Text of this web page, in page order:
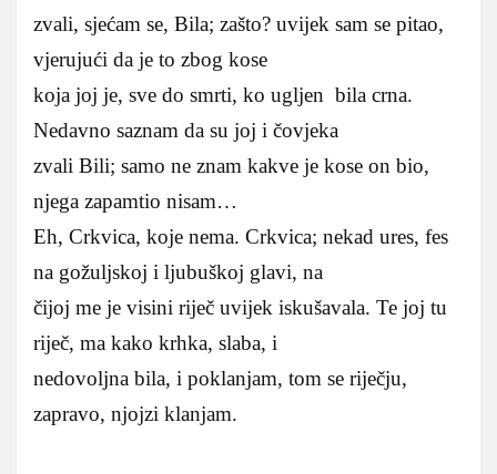
zvali, sjećam se, Bila; zašto? uvijek sam se pitao,
vjerujući da je to zbog kose
koja joj je, sve do smrti, ko ugljen bila crna.
Nedavno saznam da su joj i čovjeka
zvali Bili; samo ne znam kakve je kose on bio,
njega zapamtio nisam…
Eh, Crkvica, koje nema. Crkvica; nekad ures, fes
na gožuljskoj i ljubuškoj glavi, na
čijoj me je visini riječ uvijek iskušavala. Te joj tu
riječ, ma kako krhka, slaba, i
nedovoljna bila, i poklanjam, tom se riječju,
zapravo, njojzi klanjam.